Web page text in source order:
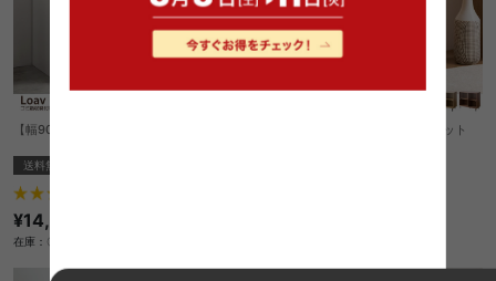
【幅90cm】ゴミ箱収納付き食器棚
送料無料
¥14,999
在庫：〇
【幅80cm】Laura 引き戸キャビネット